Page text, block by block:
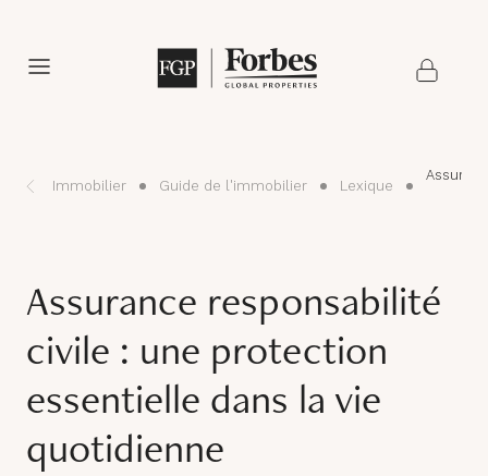
Immobilier Guide de l'immobilier Lexique
Assurance responsabilité
civile : une protection
essentielle dans la vie
quotidienne